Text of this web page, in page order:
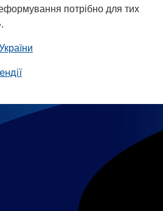
потрібно для тих